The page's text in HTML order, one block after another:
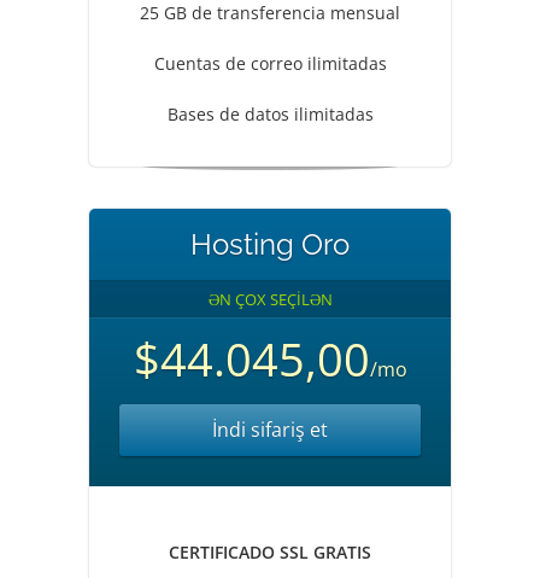
25 GB de transferencia mensual
Cuentas de correo ilimitadas
Bases de datos ilimitadas
Hosting Oro
ƏN ÇOX SEÇİLƏN
$44.045,00/mo
İndi sifariş et
CERTIFICADO SSL GRATIS